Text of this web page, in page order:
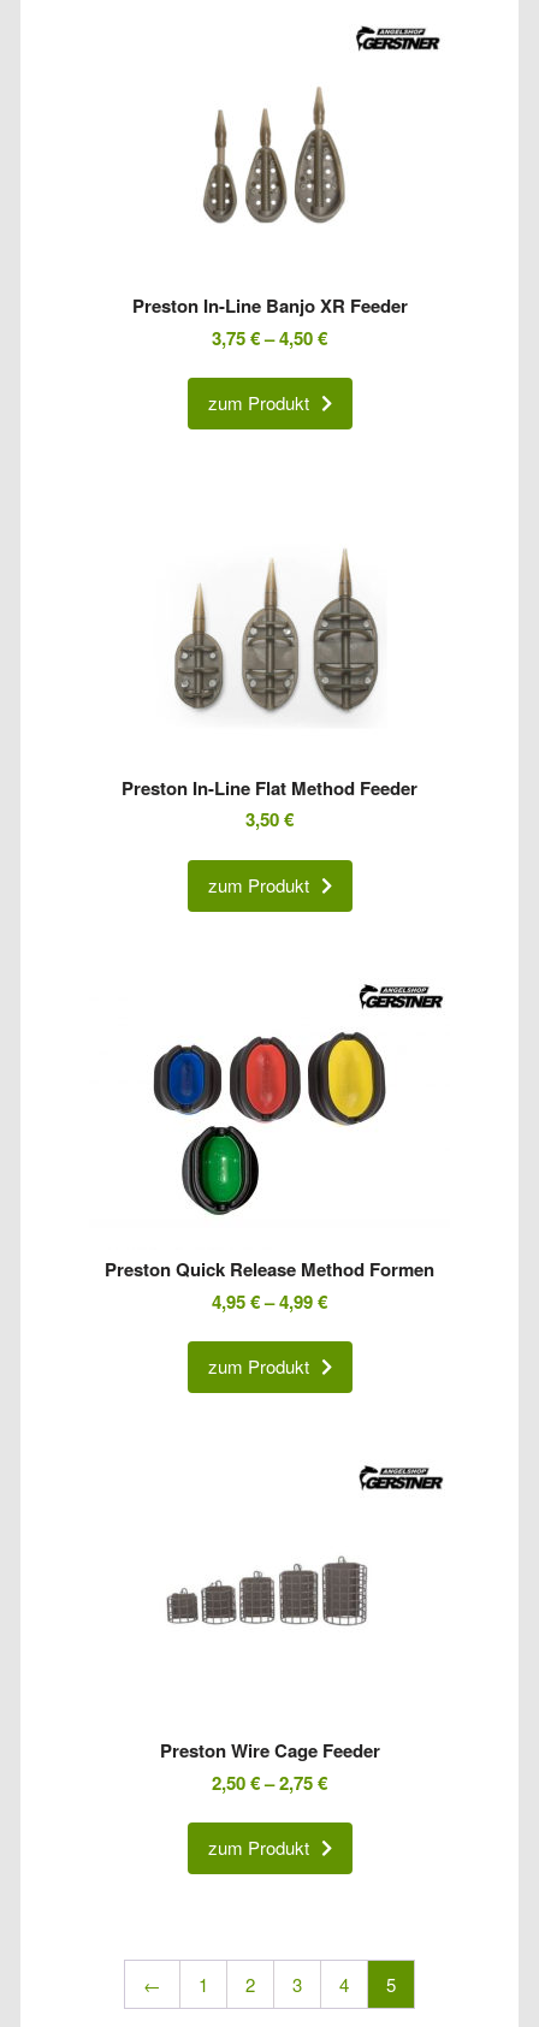
Preston In-Line Banjo XR Feeder
3,75€–4,50€
zum Produkt
Preston In-Line Flat Method Feeder
3,50€
zum Produkt
Preston Quick Release Method Formen
4,95€–4,99€
zum Produkt
Preston Wire Cage Feeder
2,50€–2,75€
zum Produkt
← 1 2 3 4 5